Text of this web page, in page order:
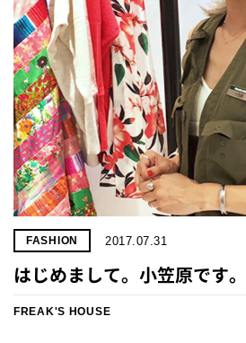
FASHION 2017.07.31
はじめまして。小笠原です。
FREAK'S HOUSE